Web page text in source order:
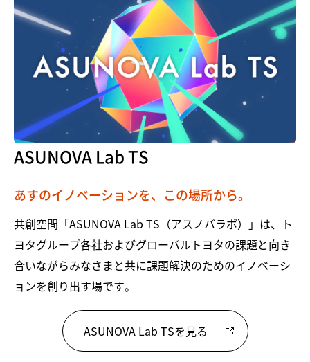
ASUNOVA Lab TS
あすのイノベーションを、この場所から。
共創空間「ASUNOVA Lab TS（アスノバラボ）」は、ト
ヨタグループ各社およびグローバルトヨタの課題と向き
合いながらみなさまと共に課題解決のためのイノベーシ
ョンを創り出す場です。
ASUNOVA Lab TSを見る